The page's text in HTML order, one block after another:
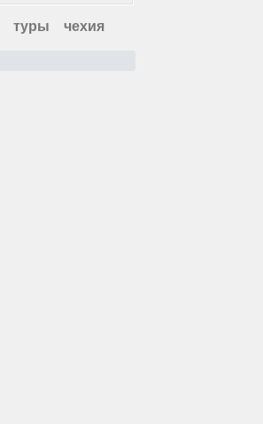
туры чехия